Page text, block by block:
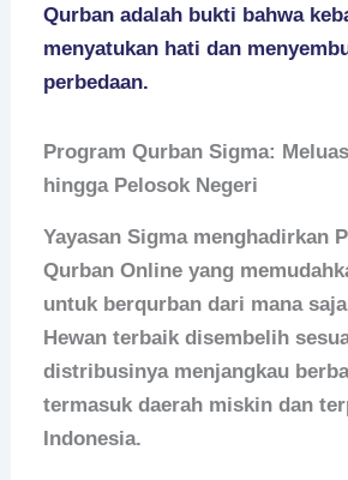
Qurban adalah bukti bahwa
menyatukan hati dan
perbedaan.
Program Qurban Sigma:
hingga Pelosok Negeri
Yayasan Sigma menghadirkan
Qurban Online yang
untuk berqurban dari mana
Hewan terbaik disembelih
distribusinya menjangkau
termasuk daerah miskin dan
Indonesia.